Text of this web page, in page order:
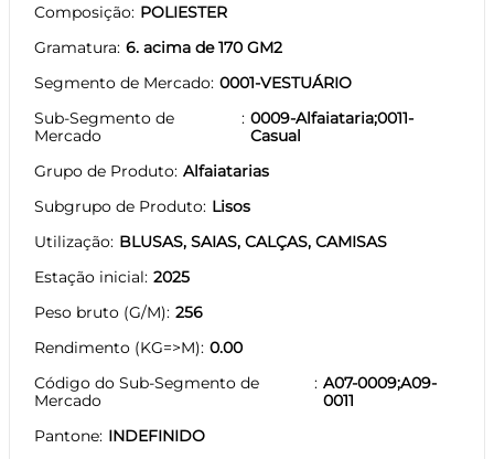
Composição POLIESTER
Gramatura 6. acima de 170 GM2
Segmento de Mercado 0001-VESTUÁRIO
Sub-Segmento de
Mercado
0009-Alfaiataria;0011-
Casual
Grupo de Produto Alfaiatarias
Subgrupo de Produto Lisos
Utilização BLUSAS, SAIAS, CALÇAS, CAMISAS
Estação inicial 2025
Peso bruto (G/M) 256
Rendimento (KG=>M) 0.00
Código do Sub-Segmento de
Mercado
A07-0009;A09-
0011
Pantone INDEFINIDO